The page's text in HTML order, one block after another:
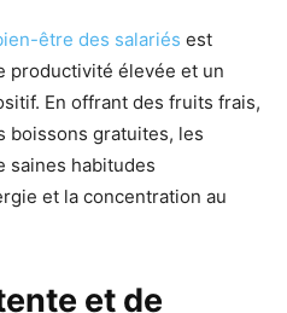
être des salariés est
productivité élevée et un
En offrant des fruits frais,
boissons gratuites, les
saines habitudes
et la concentration au
et de